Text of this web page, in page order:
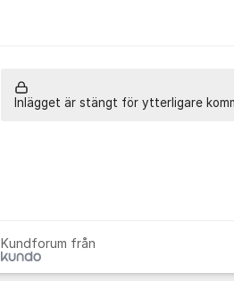
Inlägget är stängt för ytterligare
Kundforum från